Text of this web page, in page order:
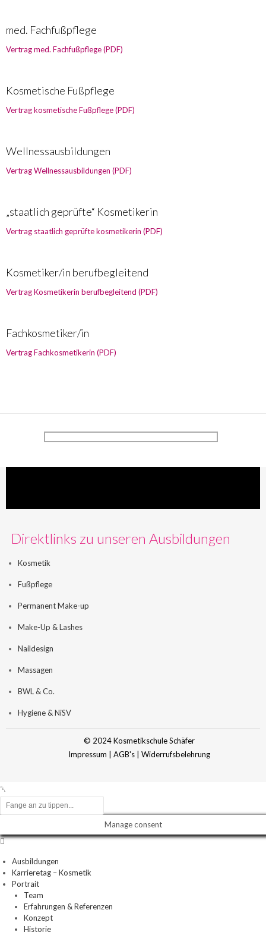
med. Fachfußpflege
Vertrag med. Fachfußpflege (PDF)
Kosmetische Fußpflege
Vertrag kosmetische Fußpflege (PDF)
Wellnessausbildungen
Vertrag Wellnessausbildungen (PDF)
„staatlich geprüfte“ Kosmetikerin
Vertrag staatlich geprüfte kosmetikerin (PDF)
Kosmetiker/in berufbegleitend
Vertrag Kosmetikerin berufbegleitend (PDF)
Fachkosmetiker/in
Vertrag Fachkosmetikerin (PDF)
Direktlinks zu unseren Ausbildungen
Kosmetik
Fußpflege
Permanent Make-up
Make-Up & Lashes
Naildesign
Massagen
BWL & Co.
Hygiene & NiSV
© 2024 Kosmetikschule Schäfer
Impressum
AGB's| Widerrufsbelehrung
Manage consent
Ausbildungen
Karrieretag – Kosmetik
Portrait
Team
Erfahrungen & Referenzen
Konzept
Historie